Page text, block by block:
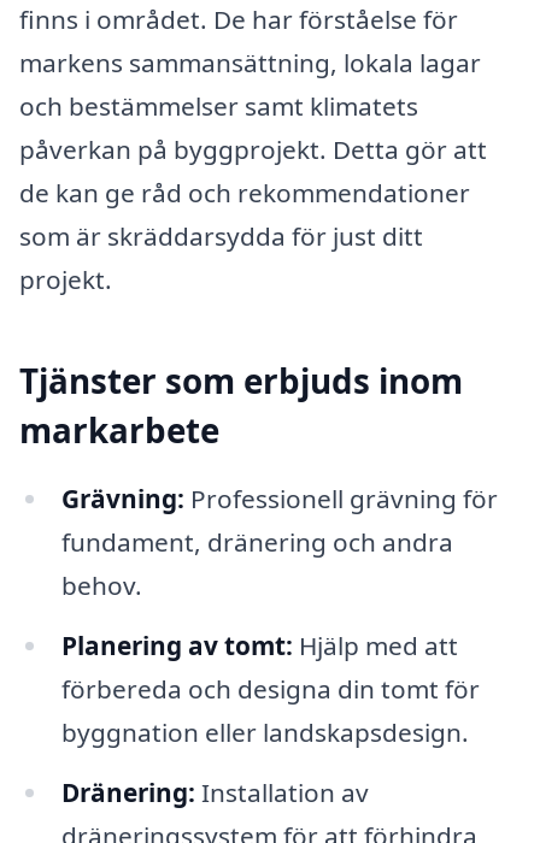
finns i området. De har förståelse för
markens sammansättning, lokala lagar
och bestämmelser samt klimatets
påverkan på byggprojekt. Detta gör att
de kan ge råd och rekommendationer
som är skräddarsydda för just ditt
projekt.
Tjänster som erbjuds inom
markarbete
Grävning: Professionell grävning för
fundament, dränering och andra
behov.
Planering av tomt: Hjälp med att
förbereda och designa din tomt för
byggnation eller landskapsdesign.
Dränering: Installation av
dräneringssystem för att förhindra